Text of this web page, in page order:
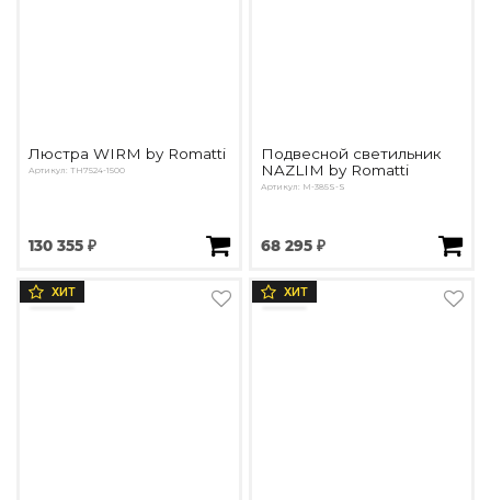
Люстра WIRM by Romatti
Артикул: TH7524-1500
130 355 ₽
Подвесной светильник
NAZLIM by Romatti
Артикул: M-385S-S
68 295 ₽
ХИТ ХИТ